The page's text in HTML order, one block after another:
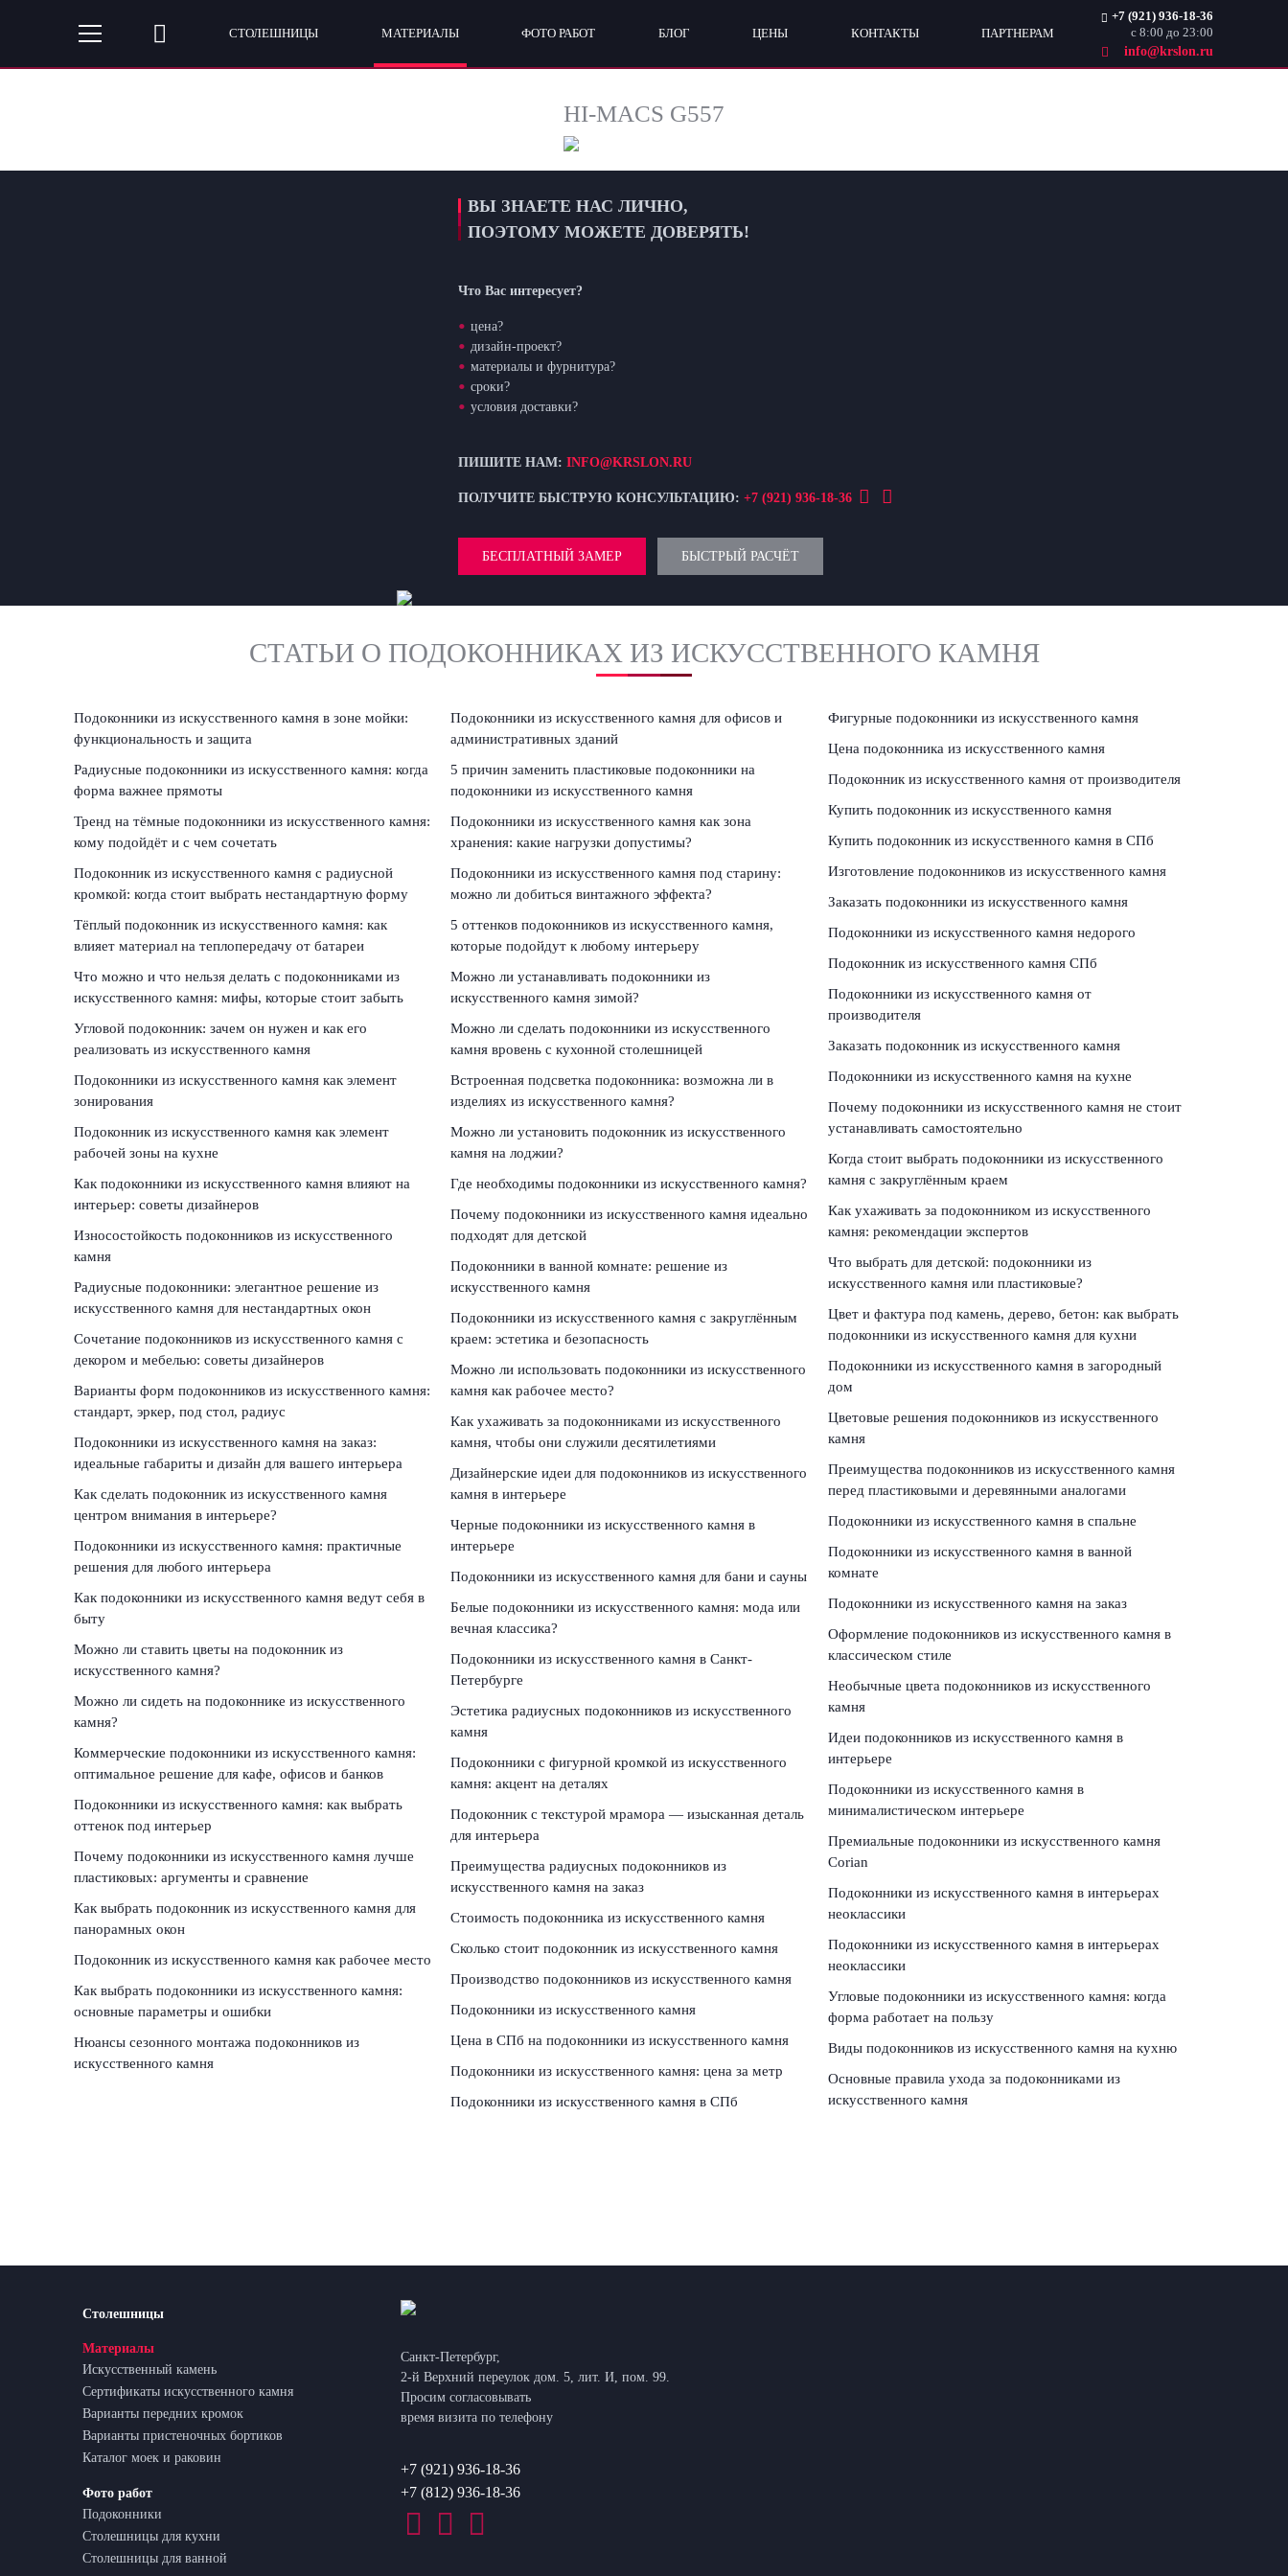
СТОЛЕШНИЦЫ МАТЕРИАЛЫ ФОТО РАБОТ БЛОГ ЦЕНЫ КОНТАКТЫ ПАРТНЕРАМ
+7 (921) 936-18-36
с 8:00 до 23:00
info@krslon.ru
HI-MACS G557
ВЫ ЗНАЕТЕ НАС ЛИЧНО,
ПОЭТОМУ МОЖЕТЕ ДОВЕРЯТЬ!
Что Вас интересует?
цена?
дизайн-проект?
материалы и фурнитура?
сроки?
условия доставки?
ПИШИТЕ НАМ: INFO@KRSLON.RU
ПОЛУЧИТЕ БЫСТРУЮ КОНСУЛЬТАЦИЮ: +7 (921) 936-18-36
БЕСПЛАТНЫЙ ЗАМЕР БЫСТРЫЙ РАСЧЁТ
СТАТЬИ О ПОДОКОННИКАХ ИЗ ИСКУССТВЕННОГО КАМНЯ
Подоконники из искусственного камня в зоне мойки:
функциональность и защита
Радиусные подоконники из искусственного камня: когда
форма важнее прямоты
Тренд на тёмные подоконники из искусственного камня:
кому подойдёт и с чем сочетать
Подоконник из искусственного камня с радиусной
кромкой: когда стоит выбрать нестандартную форму
Тёплый подоконник из искусственного камня: как
влияет материал на теплопередачу от батареи
Что можно и что нельзя делать с подоконниками из
искусственного камня: мифы, которые стоит забыть
Угловой подоконник: зачем он нужен и как его
реализовать из искусственного камня
Подоконники из искусственного камня как элемент
зонирования
Подоконник из искусственного камня как элемент
рабочей зоны на кухне
Как подоконники из искусственного камня влияют на
интерьер: советы дизайнеров
Износостойкость подоконников из искусственного
камня
Радиусные подоконники: элегантное решение из
искусственного камня для нестандартных окон
Сочетание подоконников из искусственного камня с
декором и мебелью: советы дизайнеров
Варианты форм подоконников из искусственного камня:
стандарт, эркер, под стол, радиус
Подоконники из искусственного камня на заказ:
идеальные габариты и дизайн для вашего интерьера
Как сделать подоконник из искусственного камня
центром внимания в интерьере?
Подоконники из искусственного камня: практичные
решения для любого интерьера
Как подоконники из искусственного камня ведут себя в
быту
Можно ли ставить цветы на подоконник из
искусственного камня?
Можно ли сидеть на подоконнике из искусственного
камня?
Коммерческие подоконники из искусственного камня:
оптимальное решение для кафе, офисов и банков
Подоконники из искусственного камня: как выбрать
оттенок под интерьер
Почему подоконники из искусственного камня лучше
пластиковых: аргументы и сравнение
Как выбрать подоконник из искусственного камня для
панорамных окон
Подоконник из искусственного камня как рабочее место
Как выбрать подоконники из искусственного камня:
основные параметры и ошибки
Нюансы сезонного монтажа подоконников из
искусственного камня
Подоконники из искусственного камня для офисов и
административных зданий
5 причин заменить пластиковые подоконники на
подоконники из искусственного камня
Подоконники из искусственного камня как зона
хранения: какие нагрузки допустимы?
Подоконники из искусственного камня под старину:
можно ли добиться винтажного эффекта?
5 оттенков подоконников из искусственного камня,
которые подойдут к любому интерьеру
Можно ли устанавливать подоконники из
искусственного камня зимой?
Можно ли сделать подоконники из искусственного
камня вровень с кухонной столешницей
Встроенная подсветка подоконника: возможна ли в
изделиях из искусственного камня?
Можно ли установить подоконник из искусственного
камня на лоджии?
Где необходимы подоконники из искусственного камня?
Почему подоконники из искусственного камня идеально
подходят для детской
Подоконники в ванной комнате: решение из
искусственного камня
Подоконники из искусственного камня с закруглённым
краем: эстетика и безопасность
Можно ли использовать подоконники из искусственного
камня как рабочее место?
Как ухаживать за подоконниками из искусственного
камня, чтобы они служили десятилетиями
Дизайнерские идеи для подоконников из искусственного
камня в интерьере
Черные подоконники из искусственного камня в
интерьере
Подоконники из искусственного камня для бани и сауны
Белые подоконники из искусственного камня: мода или
вечная классика?
Подоконники из искусственного камня в Санкт-
Петербурге
Эстетика радиусных подоконников из искусственного
камня
Подоконники с фигурной кромкой из искусственного
камня: акцент на деталях
Подоконник с текстурой мрамора — изысканная деталь
для интерьера
Преимущества радиусных подоконников из
искусственного камня на заказ
Стоимость подоконника из искусственного камня
Сколько стоит подоконник из искусственного камня
Производство подоконников из искусственного камня
Подоконники из искусственного камня
Цена в СПб на подоконники из искусственного камня
Подоконники из искусственного камня: цена за метр
Подоконники из искусственного камня в СПб
Фигурные подоконники из искусственного камня
Цена подоконника из искусственного камня
Подоконник из искусственного камня от производителя
Купить подоконник из искусственного камня
Купить подоконник из искусственного камня в СПб
Изготовление подоконников из искусственного камня
Заказать подоконники из искусственного камня
Подоконники из искусственного камня недорого
Подоконник из искусственного камня СПб
Подоконники из искусственного камня от
производителя
Заказать подоконник из искусственного камня
Подоконники из искусственного камня на кухне
Почему подоконники из искусственного камня не стоит
устанавливать самостоятельно
Когда стоит выбрать подоконники из искусственного
камня с закруглённым краем
Как ухаживать за подоконником из искусственного
камня: рекомендации экспертов
Что выбрать для детской: подоконники из
искусственного камня или пластиковые?
Цвет и фактура под камень, дерево, бетон: как выбрать
подоконники из искусственного камня для кухни
Подоконники из искусственного камня в загородный
дом
Цветовые решения подоконников из искусственного
камня
Преимущества подоконников из искусственного камня
перед пластиковыми и деревянными аналогами
Подоконники из искусственного камня в спальне
Подоконники из искусственного камня в ванной
комнате
Подоконники из искусственного камня на заказ
Оформление подоконников из искусственного камня в
классическом стиле
Необычные цвета подоконников из искусственного
камня
Идеи подоконников из искусственного камня в
интерьере
Подоконники из искусственного камня в
минималистическом интерьере
Премиальные подоконники из искусственного камня
Corian
Подоконники из искусственного камня в интерьерах
неоклассики
Подоконники из искусственного камня в интерьерах
неоклассики
Угловые подоконники из искусственного камня: когда
форма работает на пользу
Виды подоконников из искусственного камня на кухню
Основные правила ухода за подоконниками из
искусственного камня
Столешницы
Материалы
Искусственный камень
Сертификаты искусственного камня
Варианты передних кромок
Варианты пристеночных бортиков
Каталог моек и раковин
Фото работ
Подоконники
Столешницы для кухни
Столешницы для ванной
Санкт-Петербург,
2-й Верхний переулок дом. 5, лит. И, пом. 99.
Просим согласовывать
время визита по телефону
+7 (921) 936-18-36
+7 (812) 936-18-36